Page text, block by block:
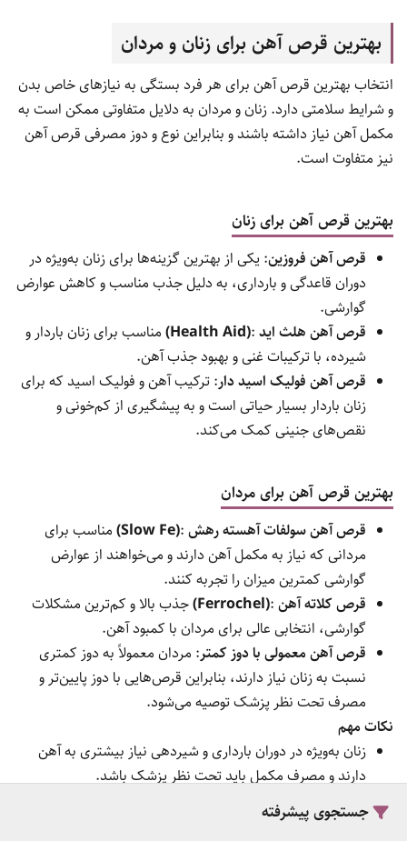
جستجوی پیشرفته
نکات مهم در انتخاب مکمل آهن
نوع فرم آهن (سولفات، فومارات، گلوکونات و کلاته) می‌تواند بر
میزان جذب و عوارض جانبی تأثیرگذار باشد.
مکمل‌های کلاته آهن معمولاً جذب بهتری دارند و کمتر باعث
ناراحتی معده می‌شوند.
توجه به دوز مناسب و زمان مصرف مکمل برای به حداکثر
رساندن جذب آهن بسیار مهم است.
انتخاب بهترین مکمل آهن، بسته به شرایط فردی و نیازهای بدن
متفاوت است؛ اما محصولات مطرح ایرانی و خارجی که در بالا معرفی
شدند، گزینه‌های مناسبی برای اغلب افراد محسوب می‌شوند.
بهترین قرص آهن برای زنان و مردان
انتخاب بهترین قرص آهن برای هر فرد بستگی به نیازهای خاص بدن
مکمل آهن نیاز داشته باشند و بنابراین نوع و دوز مصرفی قرص آهن
نیز متفاوت است.
بهترین قرص آهن برای زنان
قرص آهن فروزین : یکی از بهترین گزینه‌ها برای زنان به‌ویژه در
دوران قاعدگی و بارداری، به دلیل جذب مناسب و کاهش عوارض
گوارشی.
قرص آهن هلث اید :
(Health Aid)
مناسب برای زنان باردار و
شیرده، با ترکیبات غنی و بهبود جذب آهن.
قرص آهن فولیک اسید دار
: ترکیب آهن و فولیک اسید که برای
زنان باردار بسیار حیاتی است و به پیشگیری از کم‌خونی و
نقص‌های جنینی کمک می‌کند.